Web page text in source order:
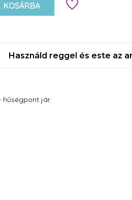
KOSÁRBA
Használd reggel és este az
hűségpont jár.